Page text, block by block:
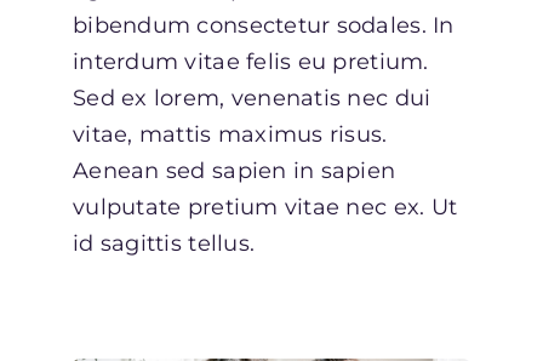
bibendum consectetur sodales. In
interdum vitae felis eu pretium.
Sed ex lorem, venenatis nec dui
vitae, mattis maximus risus.
Aenean sed sapien in sapien
vulputate pretium vitae nec ex. Ut
id sagittis tellus.